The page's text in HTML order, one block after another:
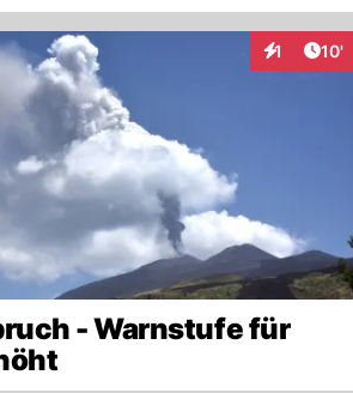
1 10'
- Warnstufe für